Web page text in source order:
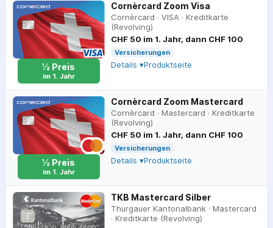
½ Preis
im 1. Jahr
Cornèrcard Zoom Visa
Cornèrcard · VISA · Kreditkarte
(Revolving)
CHF 50 im 1. Jahr, dann CHF 100
Versicherungen
Details ▾Produktseite
½ Preis
im 1. Jahr
Cornèrcard Zoom Mastercard
Cornèrcard · Mastercard · Kreditkarte
(Revolving)
CHF 50 im 1. Jahr, dann CHF 100
Versicherungen
Details ▾Produktseite
TKB Mastercard Silber
Thurgauer Kantonalbank · Mastercard
· Kreditkarte (Revolving)